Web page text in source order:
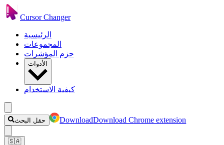
Cursor Changer
الرئيسية
المجموعات
حزم المؤشرات
الأدوات
كيفية الاستخدام
حقل البحث DownloadDownload Chrome extension
🇸🇦